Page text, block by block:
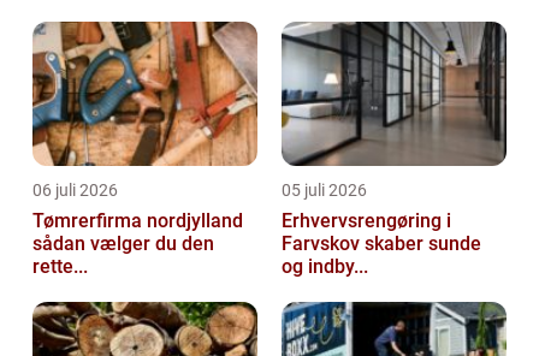
06 juli 2026
Tømrerfirma nordjylland
sådan vælger du den
rette...
05 juli 2026
Erhvervsrengøring i
Farvskov skaber sunde
og indby...